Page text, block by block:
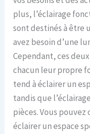
plus, l’éclairage
sont destinés à être
avez besoin d’une
Cependant, ces
chacun leur propre
tend à éclairer un
tandis que
pièces. Vous
éclairer un espace